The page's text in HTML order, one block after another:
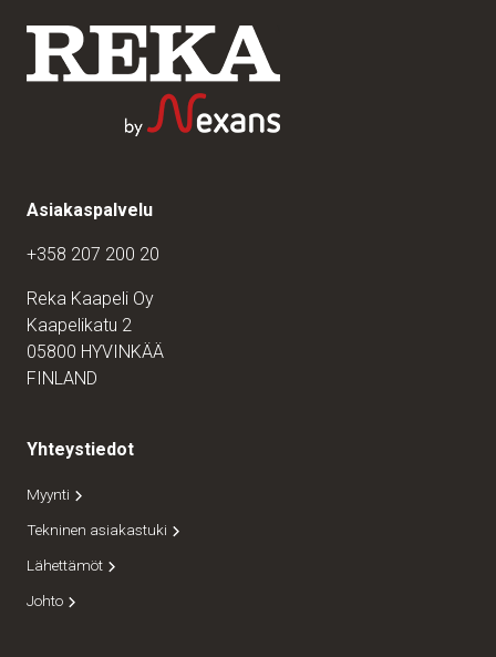
Asiakaspalvelu
+358 207 200 20
Reka Kaapeli Oy
Kaapelikatu 2
05800 HYVINKÄÄ
FINLAND
Yhteystiedot
Myynti
Tekninen asiakastuki
Lähettämöt
Johto